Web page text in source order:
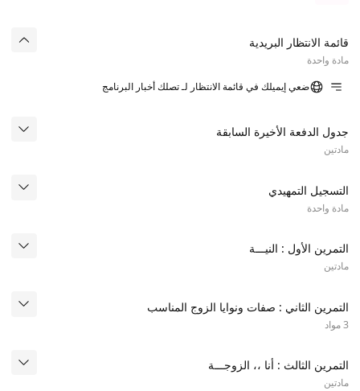
قائمة الانتظار البريدية
مادة واحدة
ضعي إيميلك في قائمة الانتظار لـ تصلك أخبار البرنامج
جدول الدفعة الأخيرة السابقة
مادتين
التسجيل التمهيدي
مادة واحدة
التمرين الأول : النيـــة
مادتين
التمرين الثاني : صفات ونوايا الزوج المناسب
3 مواد
التمرين الثالث : أنا ،، الزوجـــة
مادتين